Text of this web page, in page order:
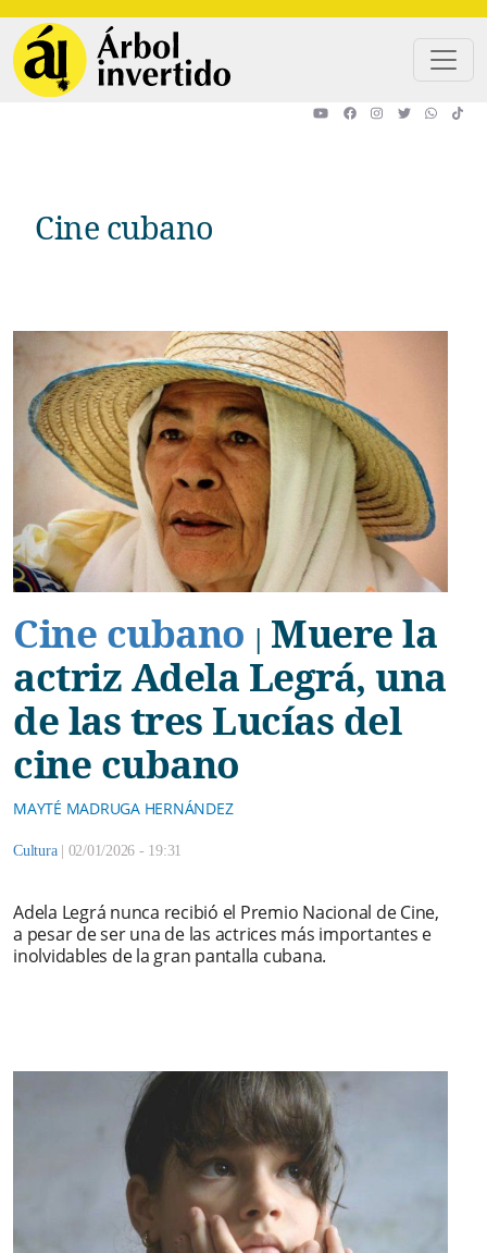
Cine cubano
Cine cubano | Muere la
actriz Adela Legrá, una
de las tres Lucías del
cine cubano
MAYTÉ MADRUGA HERNÁNDEZ
Cultura | 02/01/2026 - 19:31
Adela Legrá nunca recibió el Premio Nacional de Cine,
a pesar de ser una de las actrices más importantes e
inolvidables de la gran pantalla cubana.